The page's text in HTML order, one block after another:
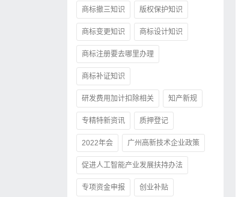
商标撤三知识 版权保护知识
商标变更知识 商标设计知识
商标注册要去哪里办理
商标补证知识
研发费用加计扣除相关 知产新规
专精特新资讯 质押登记
2022年会 广州高新技术企业政策
促进人工智能产业发展扶持办法
专项资金申报 创业补贴